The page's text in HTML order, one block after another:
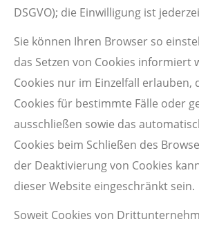
DSGVO); die Einwilligung ist
Sie können Ihren Browser so
das Setzen von Cookies informiert
Cookies nur im Einzelfall erlauben,
Cookies für bestimmte Fälle oder
ausschließen sowie das
Cookies beim Schließen des
der Deaktivierung von Cookies
dieser Website eingeschränkt sein.
Soweit Cookies von